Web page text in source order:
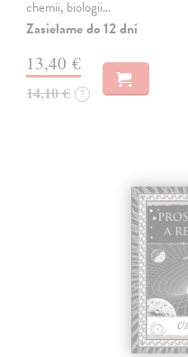
chemii, biologii…
Zasielame do 12 dní
13,40 €
14,10 € ?